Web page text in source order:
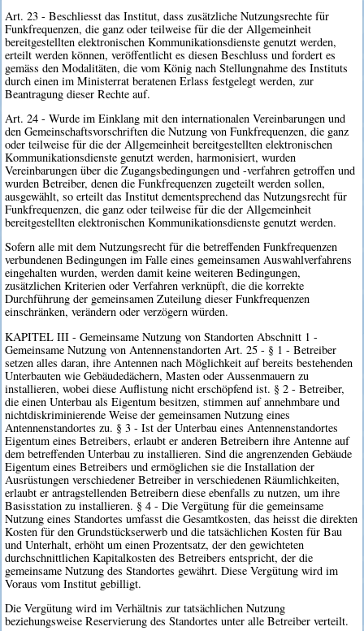
Art. 23 - Beschliesst das Institut, dass zusätzliche Nutzungsrechte für
Funkfrequenzen, die ganz oder teilweise für die der Allgemeinheit
bereitgestellten elektronischen Kommunikationsdienste genutzt werden,
erteilt werden können, veröffentlicht es diesen Beschluss und fordert es
gemäss den Modalitäten, die vom König nach Stellungnahme des Instituts
durch einen im Ministerrat beratenen Erlass festgelegt werden, zur
Beantragung dieser Rechte auf.
Art. 24 - Wurde im Einklang mit den internationalen Vereinbarungen und
den Gemeinschaftsvorschriften die Nutzung von Funkfrequenzen, die ganz
oder teilweise für die der Allgemeinheit bereitgestellten elektronischen
Kommunikationsdienste genutzt werden, harmonisiert, wurden
Vereinbarungen über die Zugangsbedingungen und -verfahren getroffen und
wurden Betreiber, denen die Funkfrequenzen zugeteilt werden sollen,
ausgewählt, so erteilt das Institut dementsprechend das Nutzungsrecht für
Funkfrequenzen, die ganz oder teilweise für die der Allgemeinheit
bereitgestellten elektronischen Kommunikationsdienste genutzt werden.
Sofern alle mit dem Nutzungsrecht für die betreffenden Funkfrequenzen
verbundenen Bedingungen im Falle eines gemeinsamen Auswahlverfahrens
eingehalten wurden, werden damit keine weiteren Bedingungen,
zusätzlichen Kriterien oder Verfahren verknüpft, die die korrekte
Durchführung der gemeinsamen Zuteilung dieser Funkfrequenzen
einschränken, verändern oder verzögern würden.
KAPITEL III - Gemeinsame Nutzung von Standorten Abschnitt 1 -
Gemeinsame Nutzung von Antennenstandorten Art. 25 - § 1 - Betreiber
setzen alles daran, ihre Antennen nach Möglichkeit auf bereits bestehenden
Unterbauten wie Gebäudedächern, Masten oder Aussenmauern zu
installieren, wobei diese Auflistung nicht erschöpfend ist. § 2 - Betreiber,
die einen Unterbau als Eigentum besitzen, stimmen auf annehmbare und
nichtdiskriminierende Weise der gemeinsamen Nutzung eines
Antennenstandortes zu. § 3 - Ist der Unterbau eines Antennenstandortes
Eigentum eines Betreibers, erlaubt er anderen Betreibern ihre Antenne auf
dem betreffenden Unterbau zu installieren. Sind die angrenzenden Gebäude
Eigentum eines Betreibers und ermöglichen sie die Installation der
Ausrüstungen verschiedener Betreiber in verschiedenen Räumlichkeiten,
erlaubt er antragstellenden Betreibern diese ebenfalls zu nutzen, um ihre
Basisstation zu installieren. § 4 - Die Vergütung für die gemeinsame
Nutzung eines Standortes umfasst die Gesamtkosten, das heisst die direkten
Kosten für den Grundstückserwerb und die tatsächlichen Kosten für Bau
und Unterhalt, erhöht um einen Prozentsatz, der den gewichteten
durchschnittlichen Kapitalkosten des Betreibers entspricht, der die
gemeinsame Nutzung des Standortes gewährt. Diese Vergütung wird im
Voraus vom Institut gebilligt.
Die Vergütung wird im Verhältnis zur tatsächlichen Nutzung
beziehungsweise Reservierung des Standortes unter alle Betreiber verteilt.